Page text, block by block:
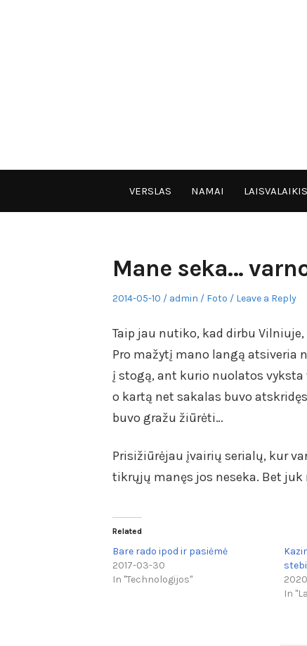
VPULF
VERSLAS NAMAI LAISVALAIKIS
Mane seka…
Posted
2014-05-10 Author
admin
Posted
Foto Leave a Reply
Taip jau nutiko, kad dirbu
Pro mažytį mano langą atsiveria
į stogą, ant kurio nuolatos vyksta
o kartą net sakalas buvo
buvo gražu žiūrėti…
Prisižiūrėjau įvairių serialų, kur
tikrųjų manęs jos neseka. Bet
Related
Bare rado ipod ir pasiėmė
2017-03-30
In "Technologijos"
In